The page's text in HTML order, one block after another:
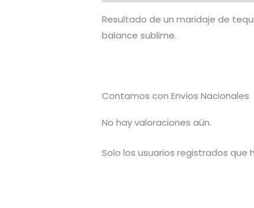
Resultado de un maridaje de
balance sublime.
Contamos con Envíos Nacionales
No hay valoraciones aún.
Solo los usuarios registrados